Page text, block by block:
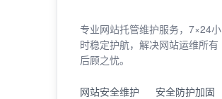
专业网站托管维护服务，7×24小
时稳定护航，解决网站运维所有
后顾之忧。
网站安全维护
安全防护加固